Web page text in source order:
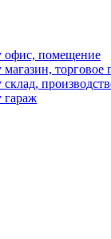
помещение
торговое